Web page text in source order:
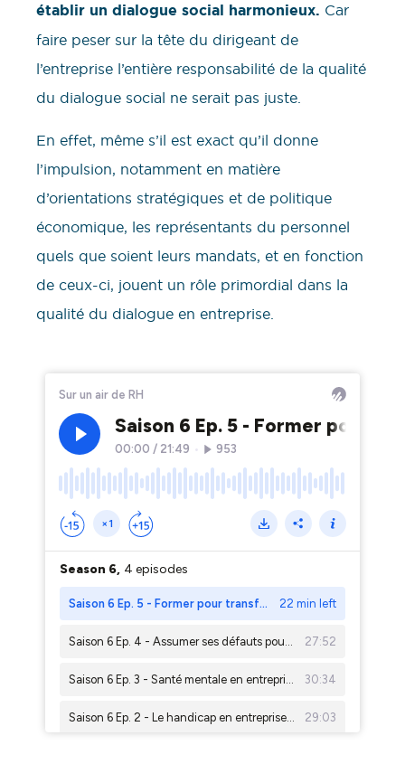
établir un dialogue social harmonieux. Car
faire peser sur la tête du dirigeant de
l’entreprise l’entière responsabilité de la qualité
du dialogue social ne serait pas juste.
En effet, même s’il est exact qu’il donne
l’impulsion, notamment en matière
d’orientations stratégiques et de politique
économique, les représentants du personnel
quels que soient leurs mandats, et en fonction
de ceux-ci, jouent un rôle primordial dans la
qualité du dialogue en entreprise.